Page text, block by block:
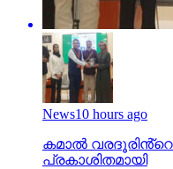
News10 hours ago
കമാൽ
പ്രകാശിതമായി